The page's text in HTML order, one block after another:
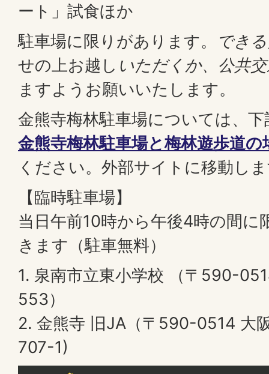
ート」試食ほか
駐車場に限りがあります。
でき
せの上お越し いただくか、公共
ますようお願いいたします。
金熊寺梅林駐車場については、
金熊寺梅林駐車場と梅林遊歩道の
ください。外部サイトに移動し
【臨時駐車場】
当日午前10時から午後4時の間に
きます（駐車無料）
1. 泉南市立東小学校 （〒590-
553）
2. 金熊寺 旧JA（〒590-0514 大
707-1)